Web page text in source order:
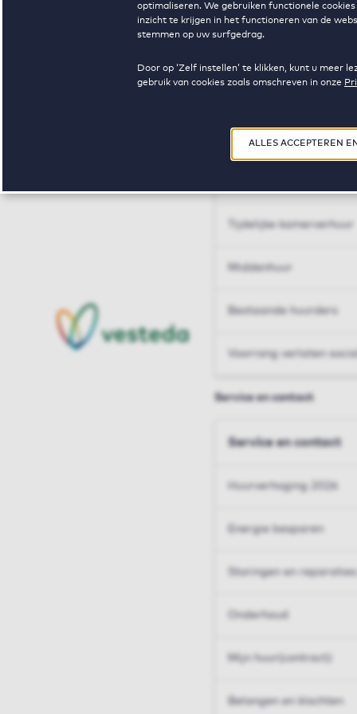
optimaliseren. We gebruiken functionele
inzicht te krijgen in het functioneren van de
stemmen op uw surfgedrag.
Door op ‘Zelf instellen’ te klikken, kunt u meer
gebruik van cookies zoals omschreven in onze
ALLES ACCEPTEREN
Huren op maat
Tijdelijke kamerverhuur
Middenhuur
Bestaande huurders
Voorrang verlaten
Service en contact
Service en contact
Huurverhoging 2026
Energie besparen
Storingen en reparaties
Onderhoud
Mijn huur(contract)
Belangen en klachten